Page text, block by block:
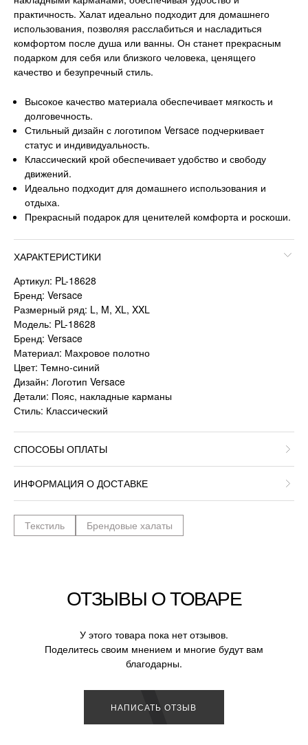
практичность. Халат идеально подходит для домашнего
использования, позволяя расслабиться и насладиться
комфортом после душа или ванны. Он станет прекрасным
подарком для себя или близкого человека, ценящего
качество и безупречный стиль.
Высокое качество материала обеспечивает мягкость и
долговечность.
Стильный дизайн с логотипом Versace подчеркивает
статус и индивидуальность.
Классический крой обеспечивает удобство и свободу
движений.
Идеально подходит для домашнего использования и
отдыха.
Прекрасный подарок для ценителей комфорта и роскоши.
ХАРАКТЕРИСТИКИ
Артикул: PL-18628
Бренд: Versace
Размерный ряд: L, M, XL, XXL
Модель: PL-18628
Бренд: Versace
Материал: Махровое полотно
Цвет: Темно-синий
Дизайн: Логотип Versace
Детали: Пояс, накладные карманы
Стиль: Классический
СПОСОБЫ ОПЛАТЫ
ИНФОРМАЦИЯ О ДОСТАВКЕ
Текстиль Брендовые халаты
ОТЗЫВЫ О ТОВАРЕ
У этого товара пока нет отзывов.
Поделитесь своим мнением и многие будут вам
благодарны.
НАПИСАТЬ ОТЗЫВ